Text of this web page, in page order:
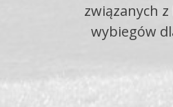
związanych
wybiegów